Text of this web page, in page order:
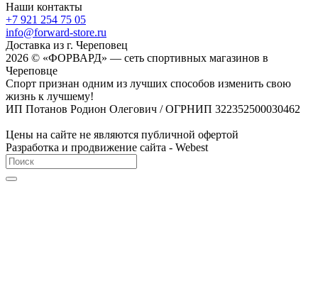
Наши контакты
+7 921 254 75 05
info@forward-store.ru
Доставка из г. Череповец
2026 © «ФОРВАРД» — сеть спортивных магазинов в
Череповце
Спорт признан одним из лучших способов изменить свою
жизнь к лучшему!
ИП Потанов Родион Олегович / ОГРНИП 322352500030462
Цены на сайте не являются публичной офертой
Разработка и продвижение сайта - Webest